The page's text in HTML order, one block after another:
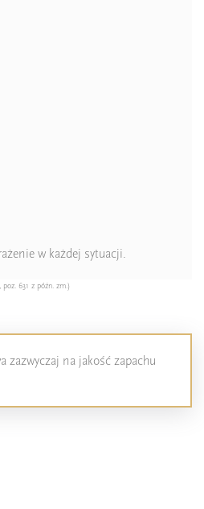
w każdej sytuacji.
631 z późn. zm.)
zazwyczaj na jakość zapachu